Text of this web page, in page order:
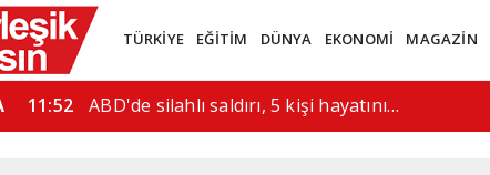
TÜRKİYE EĞİTİM DÜNYA EKONOMİ MAGAZİN
08:41 İran ile Umman ile Hürmüz geçişi konusunda…